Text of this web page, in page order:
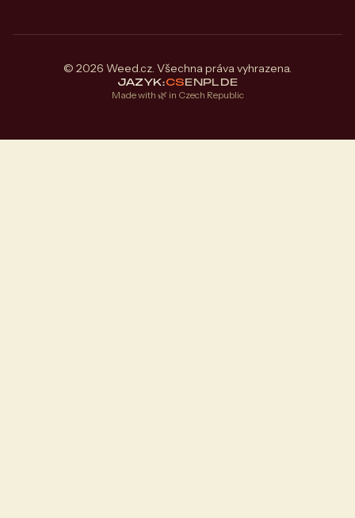
© 2026 Weed.cz. Všechna práva vyhrazena.
JAZYK:CSENPLDE
Made with 🌿 in Czech Republic